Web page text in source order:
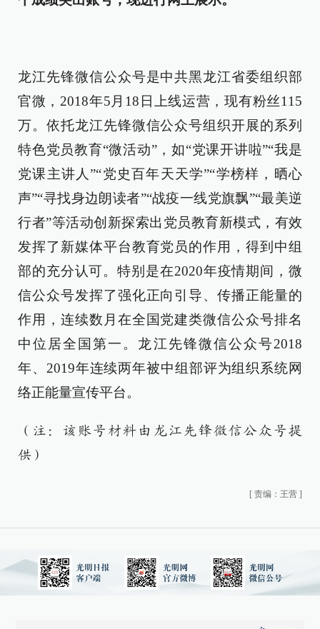
龙江先锋微信公众号是中共黑龙江省委组织部
官微，2018年5月18日上线运营，现有粉丝115
万。依托龙江先锋微信公众号组织开展的系列
特色党员教育“微活动”，如“党课开讲啦”“我是
党课主讲人”“党史百年天天学”“学榜样，晒心
声”“寻找身边朗读者”“战疫一线党旗飘”“最美逆
行者”等活动创新探索出党员教育新模式，有效
发挥了新媒体平台教育党员的作用，得到中组
部的充分认可。特别是在2020年疫情期间，微
信公众号发挥了强化正向引导、传播正能量的
作用，连续数月在全国党建类微信公众号排名
中位居全国第一。龙江先锋微信公众号2018
年、2019年连续两年被中组部评为组织系统网
络正能量宣传平台。
（注：该账号材料由龙江先锋微信公众号提
供）
[ 责编：王营 ]